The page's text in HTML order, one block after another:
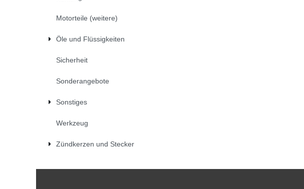
Motorteile (weitere)
Öle und Flüssigkeiten
Sicherheit
Sonderangebote
Sonstiges
Werkzeug
Zündkerzen und Stecker